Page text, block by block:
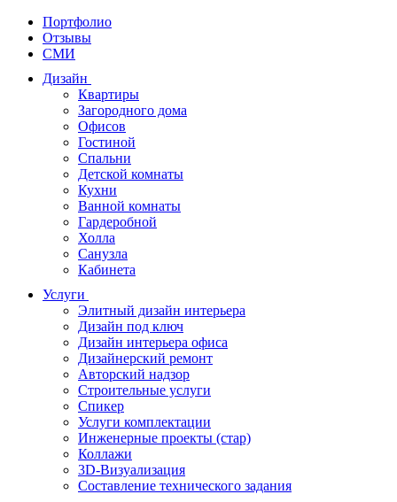
Портфолио
Отзывы
СМИ
Дизайн
Квартиры
Загородного дома
Офисов
Гостиной
Спальни
Детской комнаты
Кухни
Ванной комнаты
Гардеробной
Холла
Санузла
Кабинета
Услуги
Элитный дизайн интерьера
Дизайн под ключ
Дизайн интерьера офиса
Дизайнерский ремонт
Авторский надзор
Строительные услуги
Спикер
Услуги комплектации
Инженерные проекты (стар)
Коллажи
3D-Визуализация
Составление технического задания